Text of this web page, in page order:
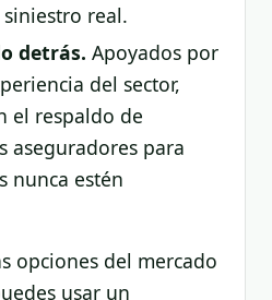
real.
detrás. Apoyados por
del sector,
el respaldo de
aseguradores para
nunca estén
opciones del mercado
usar un